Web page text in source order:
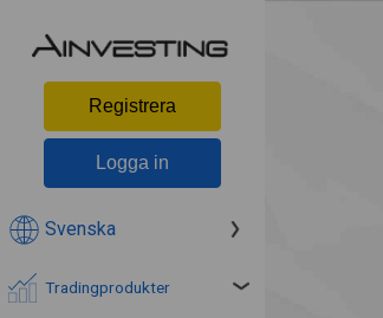
Registrera
Logga in
Svenska
Tradingprodukter